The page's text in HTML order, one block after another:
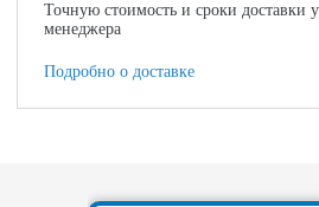
Точную стоимость и сроки доставки
менеджера
Подробно о доставке